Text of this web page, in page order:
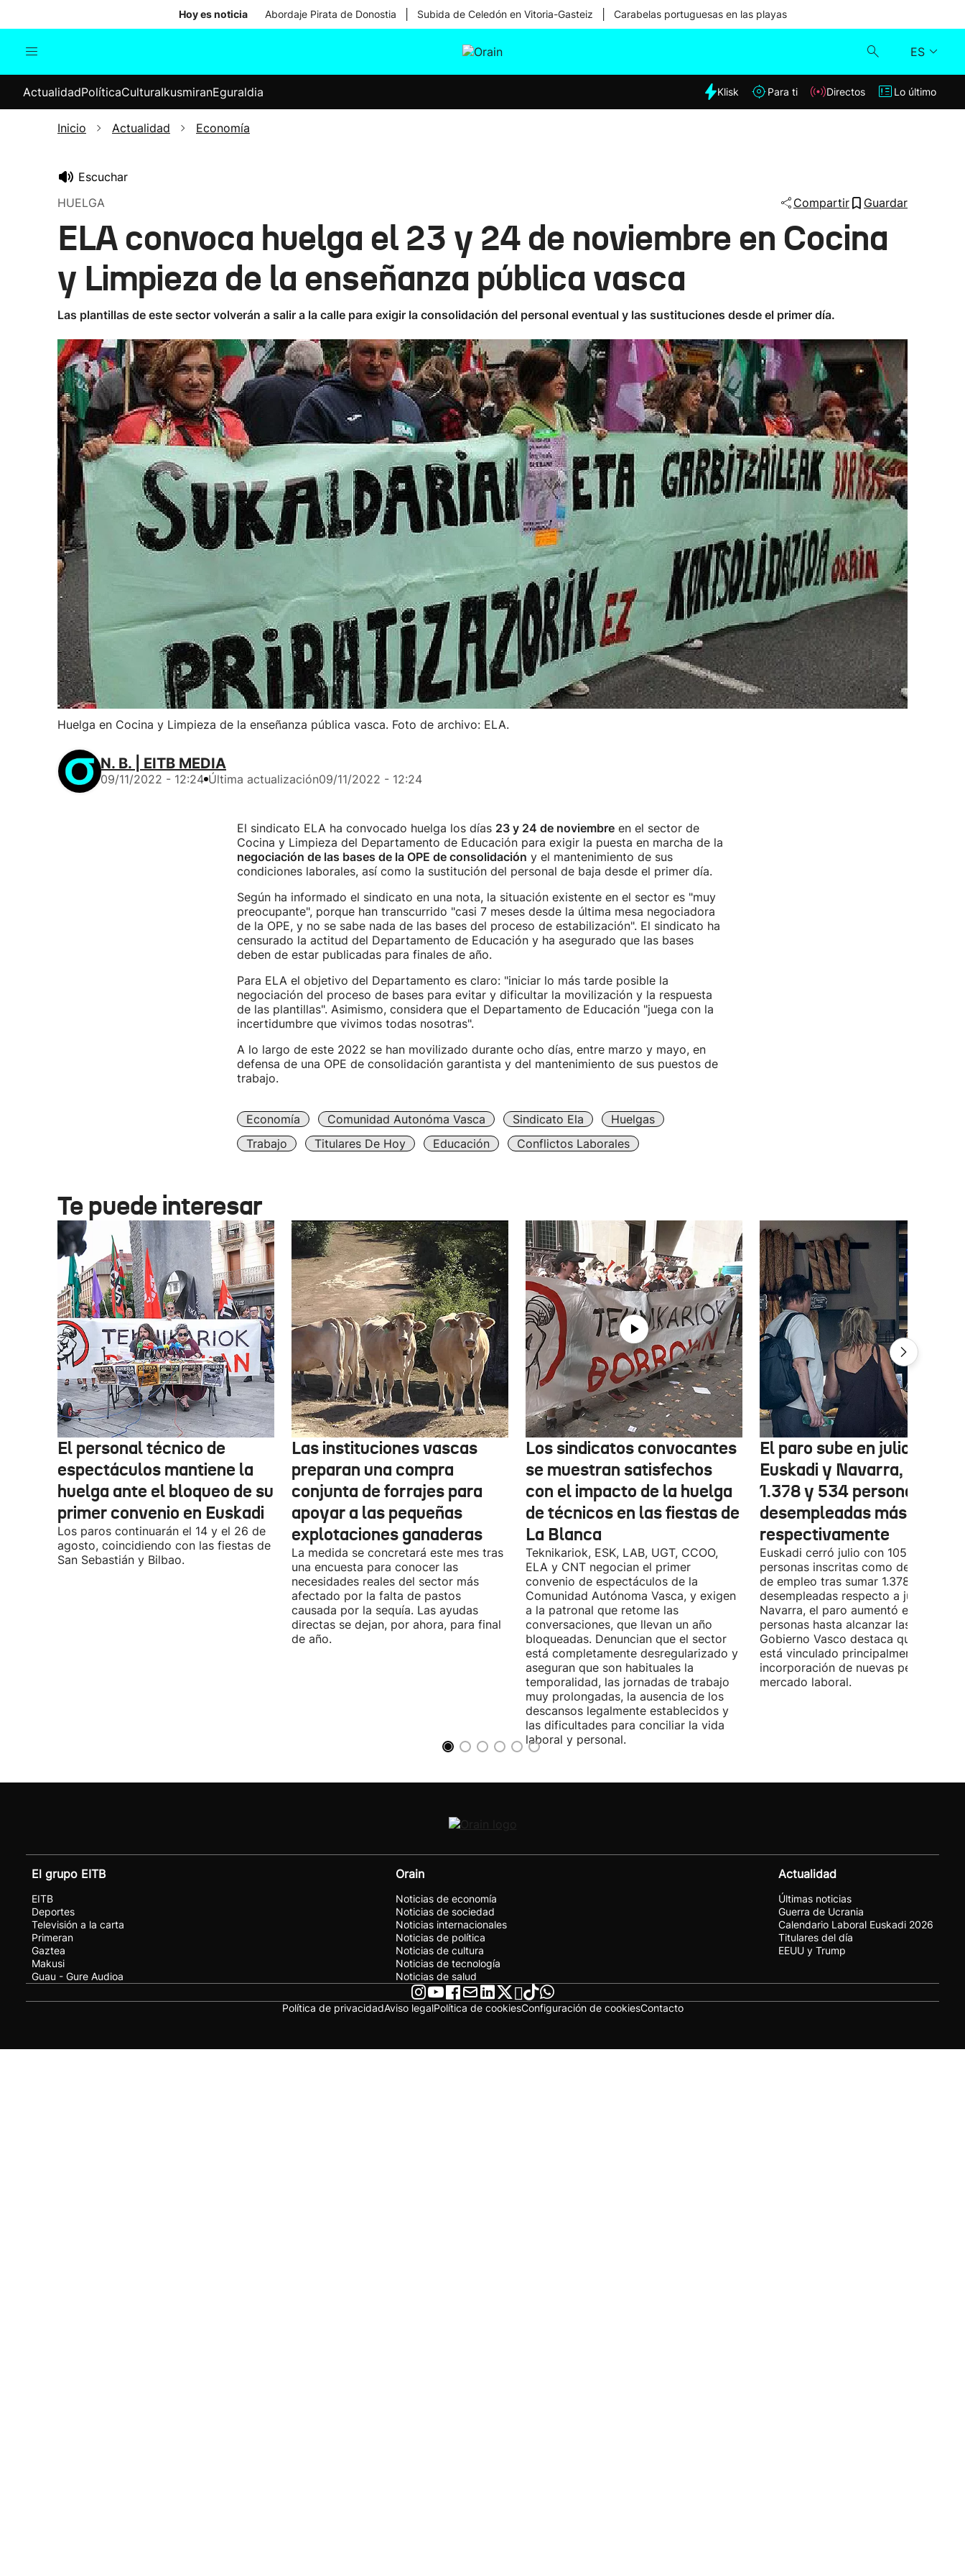
Hoy es noticia Abordaje Pirata de Donostia Subida de Celedón en Vitoria-Gasteiz Carabelas portuguesas en las playas
ES
Internacional
Elecciones
Klisk
Lo último
ActualidadPolíticaCulturaIkusmiranEguraldia Klisk Para ti Directos Lo último
Inicio Actualidad Economía
Escuchar
HUELGA
Compartir Guardar
ELA convoca huelga el 23 y 24 de noviembre en Cocina
y Limpieza de la enseñanza pública vasca
Las plantillas de este sector volverán a salir a la calle para exigir la consolidación del personal eventual y las sustituciones desde el primer día.
Huelga en Cocina y Limpieza de la enseñanza pública vasca. Foto de archivo: ELA.
N. B. | EITB MEDIA
09/11/2022 - 12:24 Última actualización09/11/2022 - 12:24
El sindicato ELA ha convocado huelga los días 23 y 24 de noviembreen el sector de
Cocina y Limpieza del Departamento de Educación para exigir la puesta en marcha de la
negociación de las bases de la OPE de consolidación y el mantenimiento de sus
condiciones laborales, así como la sustitución del personal de baja desde el primer día.
Según ha informado el sindicato en una nota, la situación existente en el sector es "muy
preocupante", porque han transcurrido "casi 7 meses desde la última mesa negociadora
de la OPE, y no se sabe nada de las bases del proceso de estabilización". El sindicato ha
censurado la actitud del Departamento de Educación y ha asegurado que las bases
deben de estar publicadas para finales de año.
Para ELA el objetivo del Departamento es claro: "iniciar lo más tarde posible la
negociación del proceso de bases para evitar y dificultar la movilización y la respuesta
de las plantillas". Asimismo, considera que el Departamento de Educación "juega con la
incertidumbre que vivimos todas nosotras".
A lo largo de este 2022 se han movilizado durante ocho días, entre marzo y mayo, en
defensa de una OPE de consolidación garantista y del mantenimiento de sus puestos de
trabajo.
Economía Comunidad Autonóma Vasca Sindicato Ela
Huelgas
Trabajo
Titulares De Hoy Educación Conflictos Laborales
Te puede interesar
El personal técnico de
espectáculos mantiene la
huelga ante el bloqueo de su
primer convenio en Euskadi
Los paros continuarán el 14 y el 26 de
agosto, coincidiendo con las fiestas de
San Sebastián y Bilbao.
Las instituciones vascas
preparan una compra
conjunta de forrajes para
apoyar a las pequeñas
explotaciones ganaderas
La medida se concretará este mes tras
una encuesta para conocer las
necesidades reales del sector más
afectado por la falta de pastos
causada por la sequía. Las ayudas
directas se dejan, por ahora, para final
de año.
Los sindicatos convocantes
se muestran satisfechos
con el impacto de la huelga
de técnicos en las fiestas de
La Blanca
Teknikariok, ESK, LAB, UGT, CCOO,
ELA y CNT negocian el primer
convenio de espectáculos de la
Comunidad Autónoma Vasca, y exigen
a la patronal que retome las
conversaciones, que llevan un año
bloqueadas. Denuncian que el sector
está completamente desregularizado y
aseguran que son habituales la
temporalidad, las jornadas de trabajo
muy prolongadas, la ausencia de los
descansos legalmente establecidos y
las dificultades para conciliar la vida
laboral y personal.
El paro sube en julio en
Euskadi y Navarra, con
1.378 y 534 personas
desempleadas más,
respectivamente
Euskadi cerró julio con 105.590
personas inscritas como
de empleo tras sumar 1.378 personas
desempleadas respecto a junio. En
Navarra, el paro aumentó en 534
personas hasta alcanzar las 28.843.
Gobierno Vasco destaca que este
está vinculado principalmente a la
incorporación de nuevas personas al
mercado laboral.
El grupo EITB
EITB
Deportes
Televisión a la carta
Primeran
Gaztea
Makusi
Guau - Gure Audioa
Orain
Noticias de economía
Noticias de sociedad
Noticias internacionales
Noticias de política
Noticias de cultura
Noticias de tecnología
Noticias de salud
Actualidad
Últimas noticias
Guerra de Ucrania
Calendario Laboral Euskadi 2026
Titulares del día
EEUU y Trump
Política de privacidadAviso legalPolítica de cookiesConfiguración de cookiesContacto